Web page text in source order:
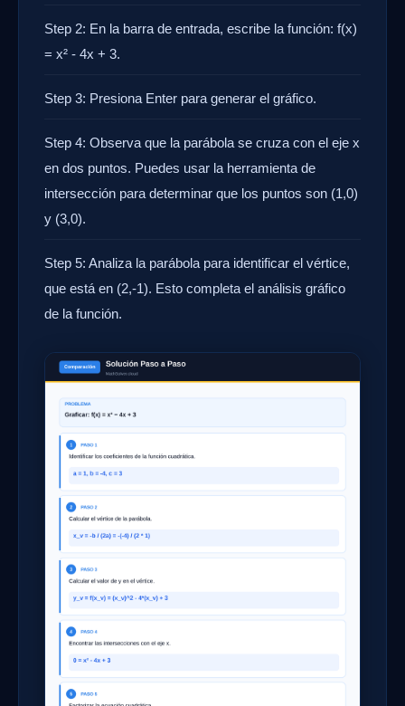
Step 2: En la barra de entrada, escribe la función: f(x)
= x² - 4x + 3.
Step 3: Presiona Enter para generar el gráfico.
Step 4: Observa que la parábola se cruza con el eje x
en dos puntos. Puedes usar la herramienta de
intersección para determinar que los puntos son (1,0)
y (3,0).
Step 5: Analiza la parábola para identificar el vértice,
que está en (2,-1). Esto completa el análisis gráfico
de la función.